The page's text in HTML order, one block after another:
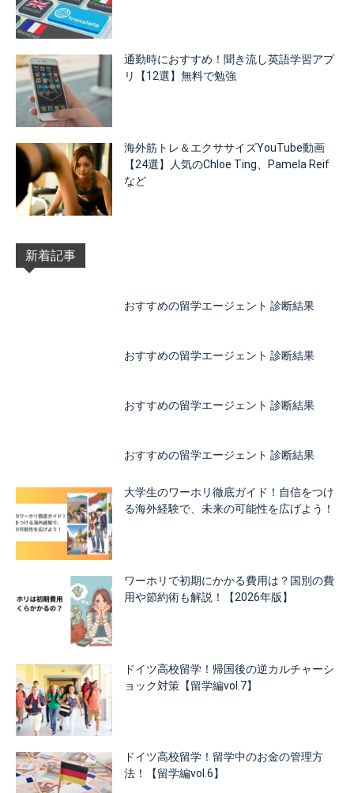
通勤時におすすめ！聞き流し英語学習アプ
リ【12選】無料で勉強
海外筋トレ＆エクササイズYouTube動画
【24選】人気のChloe Ting、Pamela Reif
など
新着記事
おすすめの留学エージェント 診断結果
おすすめの留学エージェント 診断結果
おすすめの留学エージェント 診断結果
おすすめの留学エージェント 診断結果
大学生のワーホリ徹底ガイド！自信をつけ
る海外経験で、未来の可能性を広げよう！
ワーホリで初期にかかる費用は？国別の費
用や節約術も解説！【2026年版】
ドイツ高校留学！帰国後の逆カルチャーシ
ョック対策【留学編vol.7】
ドイツ高校留学！留学中のお金の管理方
法！【留学編vol.6】